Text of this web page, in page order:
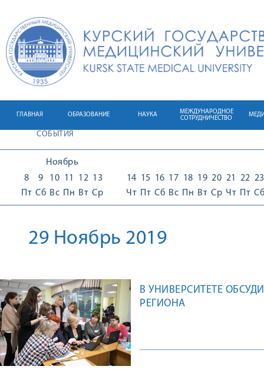
ГЛАВНАЯ ОБРАЗОВАНИЕ НАУКА
МЕЖДУНАРОДНОЕ
СОТРУДНИЧЕСТВО
СОБЫТИЯ
Ноябрь
8
Пт
9
Сб
10
Вс
11
Пн
12
Вт
13
Ср
14
Чт
15
Пт
16
Сб
17
Вс
18
Пн
19
Вт
20
Ср
21
Чт
22
Пт
23
Сб
29 Ноябрь 2019
В УНИВЕРСИТЕТЕ
РЕГИОНА